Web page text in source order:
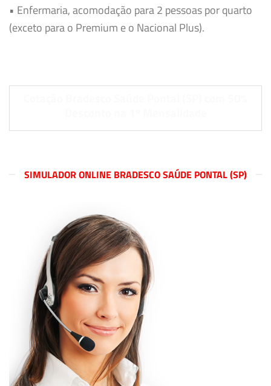
• Enfermaria, acomodação para 2 pessoas por quarto
(exceto para o Premium e o Nacional Plus).
SIMULADOR ONLINE BRADESCO SAÚDE PONTAL (SP)